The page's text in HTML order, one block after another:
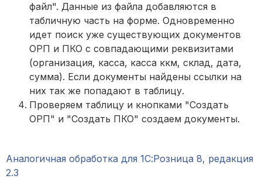
файл". Данные из файла добавляются в
табличную часть на форме. Одновременно
идет поиск уже существующих документов
ОРП и ПКО с совпадающими реквизитами
(организация, касса, касса ккм, склад, дата,
сумма). Если документы найдены ссылки на
них так же попадают в таблицу.
Проверяем таблицу и кнопками "Создать
ОРП" и "Создать ПКО" создаем документы.
Аналогичная обработка для 1С:Розница 8, редакция
2.3